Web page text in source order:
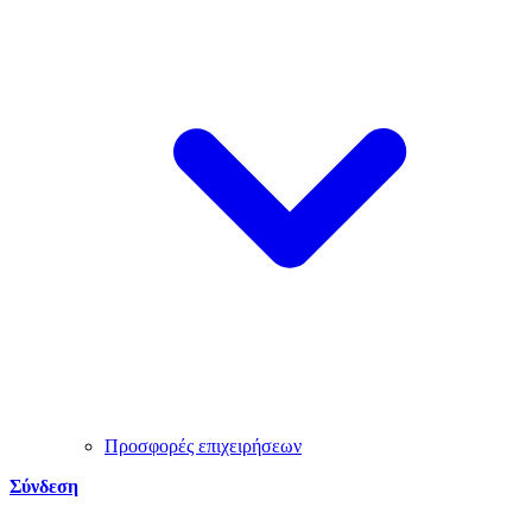
Προσφορές επιχειρήσεων
Σύνδεση